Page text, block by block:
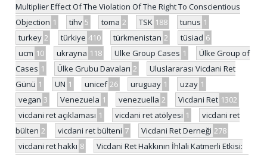
Multiplier Effect Of The Violation Of The Right To Conscientious
Objection 1 tihv 5 toma 2 TSK 188 tunus 1
turkey 2 türkiye 410 türkmenistan 2 tüsiad 6
ucm 10 ukrayna 118 Ulke Group Cases 1
Ülke Group of
Cases 1 Ülke Grubu Davaları 2
Uluslararası Vicdani Ret
Günü 1 UN 1 unicef 26 uruguay 1 uzay 1
vegan 3 Venezuela 1 venezuella 2 Vicdani Ret 1302
vicdani ret açıklaması 1 vicdani ret atölyesi 1
vicdani ret
bülten 2 vicdani ret bülteni 7 Vicdani Ret Derneği 278
vicdani ret hakkı 8
Vicdani Ret Hakkının İhlali Katmerli Etkisi: